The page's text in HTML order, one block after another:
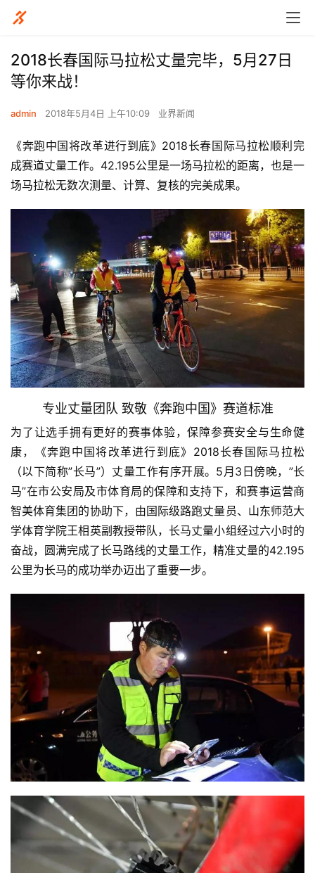
2018长春国际马拉松丈量完毕，5月27日
等你来战！
admin 2018年5月4日 上午10:09 业界新闻
《奔跑中国将改革进行到底》2018长春国际马拉松顺利完
成赛道丈量工作。42.195公里是一场马拉松的距离，也是一
场马拉松无数次测量、计算、复核的完美成果。
专业丈量团队 致敬《奔跑中国》赛道标准
为了让选手拥有更好的赛事体验，保障参赛安全与生命健
康，《奔跑中国将改革进行到底》2018长春国际马拉松
（以下简称”长马”）丈量工作有序开展。5月3日傍晚，”长
马”在市公安局及市体育局的保障和支持下，和赛事运营商
智美体育集团的协助下，由国际级路跑丈量员、山东师范大
学体育学院王相英副教授带队，长马丈量小组经过六小时的
奋战，圆满完成了长马路线的丈量工作，精准丈量的42.195
公里为长马的成功举办迈出了重要一步。